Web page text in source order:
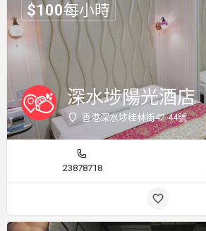
深水埗陽光酒店
香港深水埗桂林街42-44號
$100每小時
23878718